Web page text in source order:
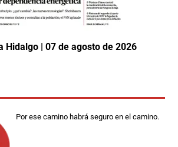
Hidalgo | 07 de agosto de 2026
Por ese camino habrá seguro en el camino.